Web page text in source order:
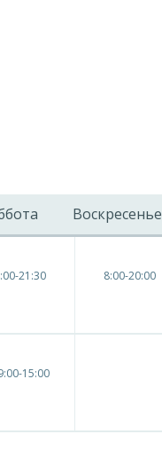
Воскресенье
21:30 8:00-20:00
15:00